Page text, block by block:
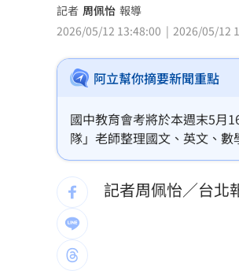
父親節最雷禮物 「茶
魏平政太樂觀 爆王惠
川普喊戰爭快結束 美
拖吊車「沒綁好」！
減碳行動開跑！台新
記者 周佩怡 報導
2026/05/12 13:48:00
2026/05/12
阿立幫你摘要新聞重點
國中教育會考將於本週末5月
隊」老師整理國文、英文、
升得分。
記者周佩怡／台北